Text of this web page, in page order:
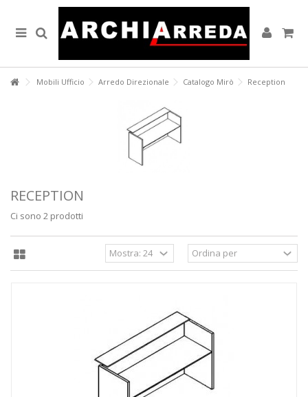
Lorem ipsum dolor sit amet, consectetur adipisicing elit, sed do
ad minim veniam, quis nostrud exercitation ullamco laboris nisi ut
Lorem ipsum dolor sit amet
Lorem ipsum dolor sit amet, consectetur adipisicing elit, sed do
eiusmod tempor incididunt ut labore et dolore magna aliqua. Ut enim
ad minim veniam, quis nostrud exercitation ullamco laboris nisi ut
Mobili Ufficio Arredo Direzionale Catalogo Mirò Reception
RECEPTION
Ci sono 2 prodotti